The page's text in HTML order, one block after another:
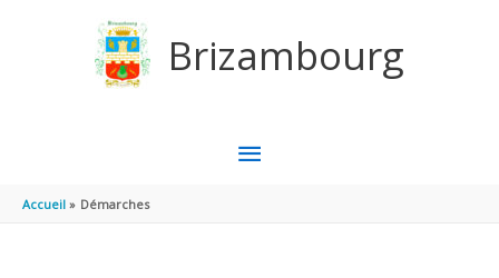
Brizambourg
MENU
Accueil Démarches